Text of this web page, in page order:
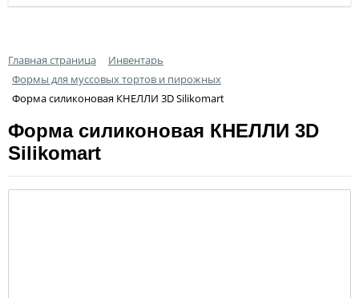
Главная страница
Инвентарь
Формы для муссовых тортов и пирожных
Форма силиконовая КНЕЛЛИ 3D Silikomart
Форма силиконовая КНЕЛЛИ 3D
Silikomart